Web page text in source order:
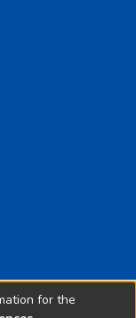
estan
for the